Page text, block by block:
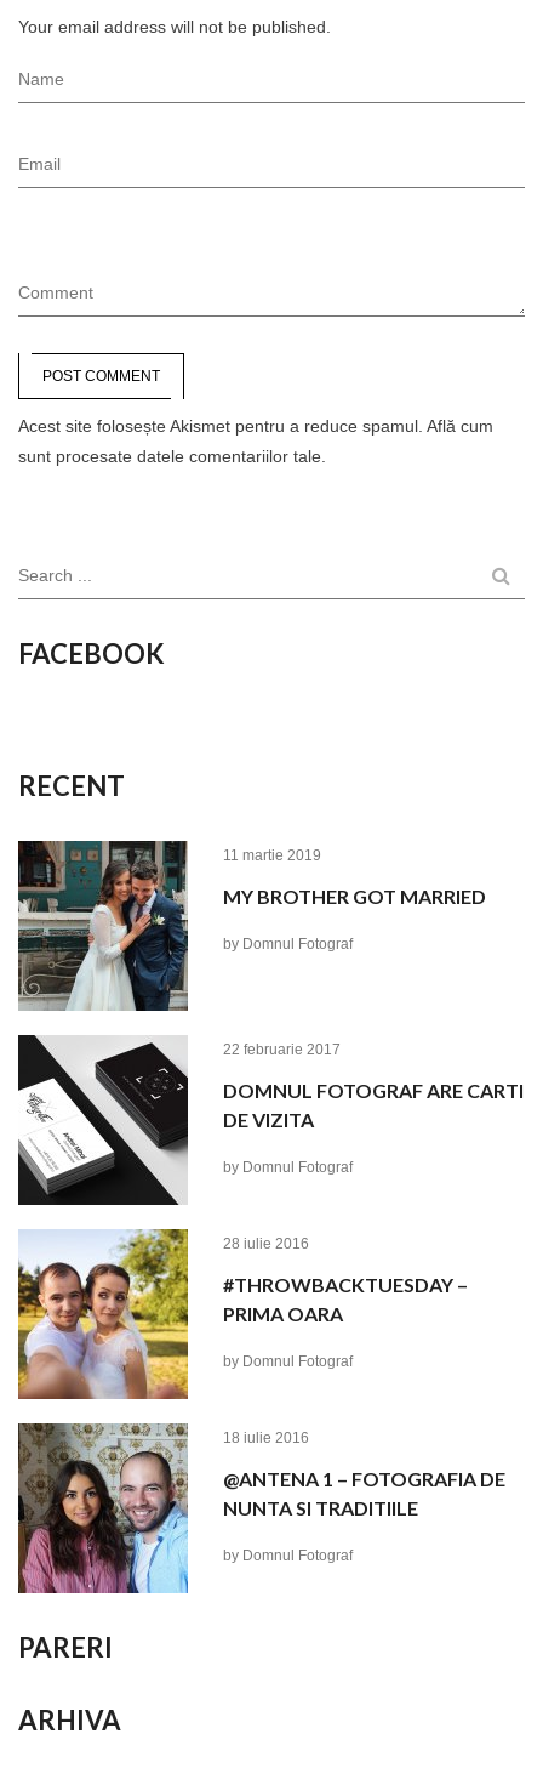
Your email address will not be published.
Name
Email
Comment
POST COMMENT
Acest site folosește Akismet pentru a reduce spamul. Află cum
sunt procesate datele comentariilor tale
Search ...
FACEBOOK
RECENT
11 martie 2019
MY BROTHER GOT MARRIED
by Domnul Fotograf
22 februarie 2017
DOMNUL FOTOGRAF ARE CARTI
DE VIZITA
by Domnul Fotograf
28 iulie 2016
#THROWBACKTUESDAY –
PRIMA OARA
by Domnul Fotograf
18 iulie 2016
@ANTENA 1 – FOTOGRAFIA DE
NUNTA SI TRADITIILE
by Domnul Fotograf
PARERI
ARHIVA